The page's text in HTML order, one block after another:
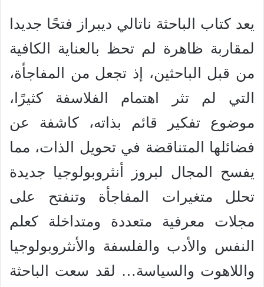
يعد كتاب الباحثة ناتالي ديبراز فتحًا جديدا
لمقاربة ظاهرة لم تحظ بالعناية الكافية
من قبل الباحثين، إذ تجعل من المفاجأة،
التي لم تثر اهتمام الفلاسفة كثيرًا،
موضوع تفكير قائم بذاته، كاشفة عن
فضائلها المتناقضة في تحويل الذات، مما
يفسح المجال لبروز أنثروبولوجيا جديدة
تحلل متغيرات المفاجأة وتنفتح على
مجلات معرفية متعددة ومتداخلة كعلم
النفس والأدب والفلسفة والأنثروبولوجيا
واللاهوت والسياسة… لقد سعت الباحثة